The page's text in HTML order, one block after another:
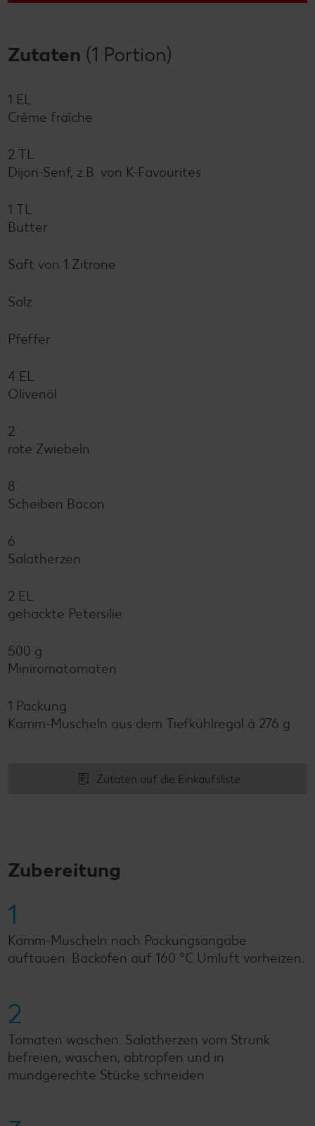
Zutaten (1 Portion)
1 EL
Crème fraîche
2 TL
Dijon-Senf, z.B. von K-Favourites
1 TL
Butter
Saft von 1 Zitrone
Salz
Pfeffer
4 EL
Olivenöl
2
rote Zwiebeln
8
Scheiben Bacon
6
Salatherzen
2 EL
gehackte Petersilie
500 g
Miniromatomaten
1 Packung
Kamm-Muscheln aus dem Tiefkühlregal à 276 g
Zutaten auf die Einkaufsliste
Zubereitung
1
Kamm-Muscheln nach Packungsangabe
auftauen. Backofen auf 160 °C Umluft vorheizen.
2
Tomaten waschen. Salatherzen vom Strunk
befreien, waschen, abtropfen und in
mundgerechte Stücke schneiden.